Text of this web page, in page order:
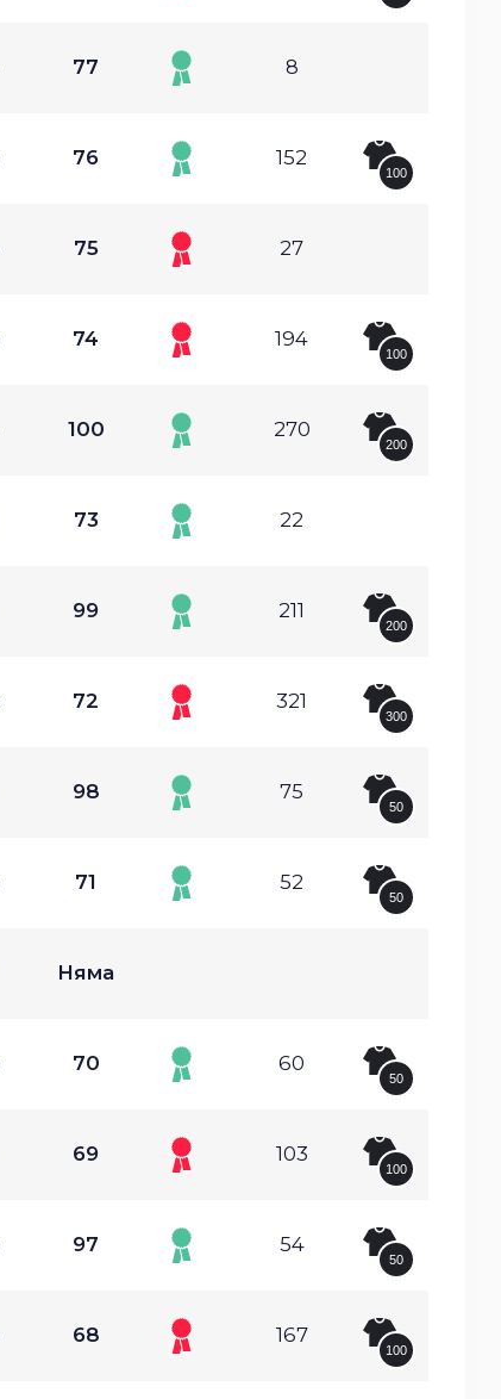
77 8
76 152
100
75 27
74 194
100
100 270
200
73 22
99 211
200
72 321
300
98 75
50
71 52
50
Няма
70 60
50
69 103
100
97 54
50
68 167
100